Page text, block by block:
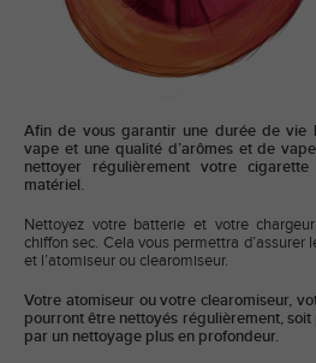
Afin de vous garantir une durée de vie
vape et une qualité d’arômes et de
nettoyer régulièrement votre
matériel.
Nettoyez votre batterie et votre
chiffon sec. Cela vous permettra
et l’atomiseur ou clearomiseur.
Votre atomiseur ou votre clearomiseur,
pourront être nettoyés régulièrement,
par un nettoyage plus en profondeur.